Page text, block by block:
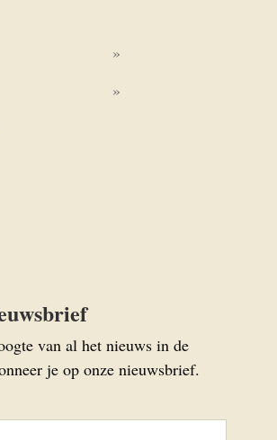
van al het nieuws in de
je op onze nieuwsbrief.